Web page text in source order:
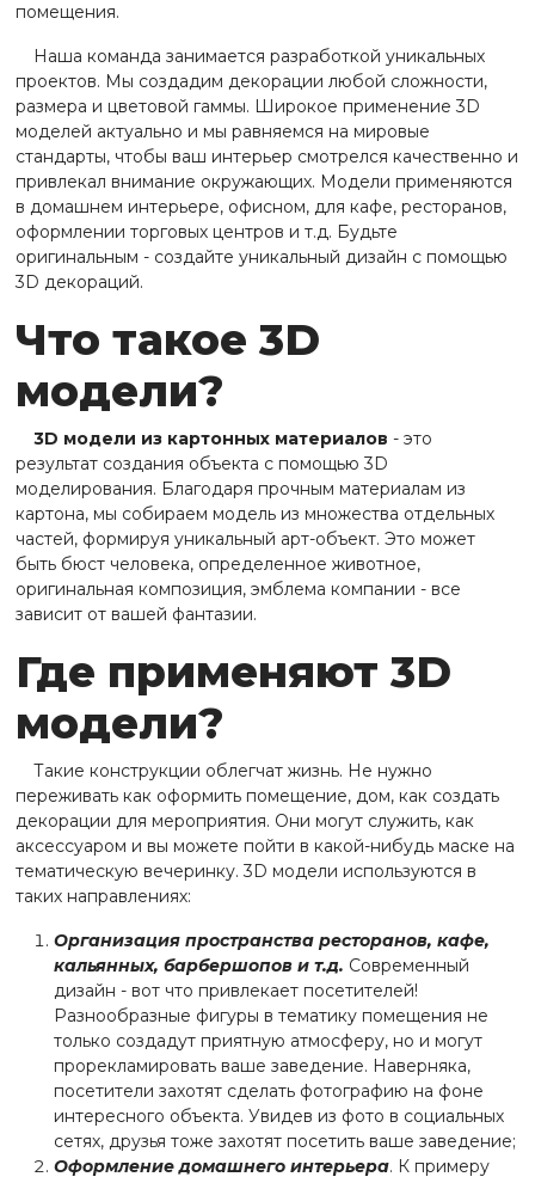
помещения.
Наша команда занимается разработкой уникальных
проектов. Мы создадим декорации любой сложности,
размера и цветовой гаммы. Широкое применение 3D
моделей актуально и мы равняемся на мировые
стандарты, чтобы ваш интерьер смотрелся качественно и
привлекал внимание окружающих. Модели применяются
в домашнем интерьере, офисном, для кафе, ресторанов,
оформлении торговых центров и т.д. Будьте
оригинальным - создайте уникальный дизайн с помощью
3D декораций.
Что такое 3D
модели?
3D модели из картонных материалов - это
результат создания объекта с помощью 3D
моделирования. Благодаря прочным материалам из
картона, мы собираем модель из множества отдельных
частей, формируя уникальный арт-объект. Это может
быть бюст человека, определенное животное,
оригинальная композиция, эмблема компании - все
зависит от вашей фантазии.
Где применяют 3D
модели?
Такие конструкции облегчат жизнь. Не нужно
переживать как оформить помещение, дом, как создать
декорации для мероприятия. Они могут служить, как
аксессуаром и вы можете пойти в какой-нибудь маске на
тематическую вечеринку. 3D модели используются в
таких направлениях:
Организация пространства ресторанов, кафе,
кальянных, барбершопов и т.д. Современный
дизайн - вот что привлекает посетителей!
Разнообразные фигуры в тематику помещения не
только создадут приятную атмосферу, но и могут
прорекламировать ваше заведение. Наверняка,
посетители захотят сделать фотографию на фоне
интересного объекта. Увидев из фото в социальных
сетях, друзья тоже захотят посетить ваше заведение;
Оформление домашнего интерьера. К примеру